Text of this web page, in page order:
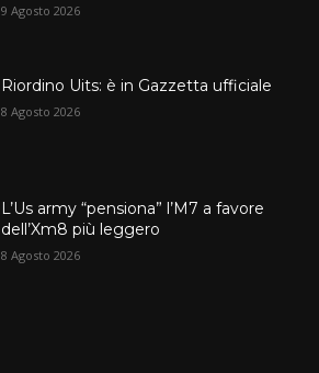
9 Agosto 2026
Riordino Uits: è in Gazzetta ufficiale
8 Agosto 2026
L’Us army “pensiona” l’M7 a favore
dell’Xm8 più leggero
8 Agosto 2026